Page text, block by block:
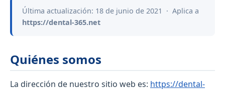
Última actualización: 18 de junio de 2021 · Aplica a
https://dental-365.net
Quiénes somos
La dirección de nuestro sitio web es: https://dental-